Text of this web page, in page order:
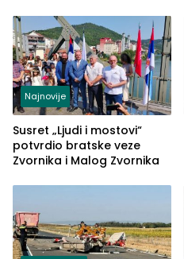
Najnovije
Susret „Ljudi i mostovi“
potvrdio bratske veze
Zvornika i Malog Zvornika